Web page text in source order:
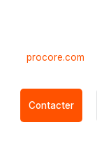
procore.com
Contacter